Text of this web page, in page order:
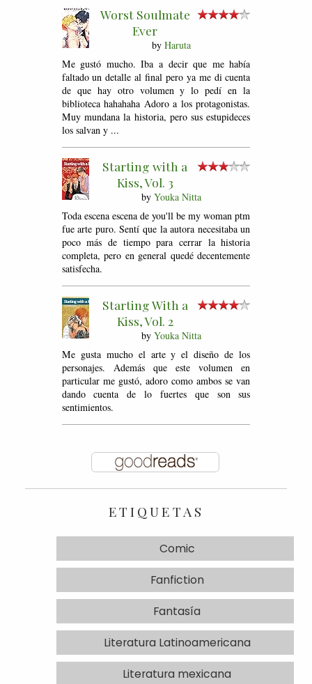
Worst Soulmate
Ever
by Haruta
Me gustó mucho. Iba a decir que me había
faltado un detalle al final pero ya me di cuenta
de que hay otro volumen y lo pedí en la
biblioteca hahahaha Adoro a los protagonistas.
Muy mundana la historia, pero sus estupideces
los salvan y ...
Starting with a
Kiss, Vol. 3
by Youka Nitta
Toda escena escena de you'll be my woman ptm
fue arte puro. Sentí que la autora necesitaba un
poco más de tiempo para cerrar la historia
completa, pero en general quedé decentemente
satisfecha.
Starting With a
Kiss, Vol. 2
by Youka Nitta
Me gusta mucho el arte y el diseño de los
personajes. Además que este volumen en
particular me gustó, adoro como ambos se van
dando cuenta de lo fuertes que son sus
sentimientos.
ETIQUETAS
Comic
Fanfiction
Fantasía
Literatura Latinoamericana
Literatura mexicana